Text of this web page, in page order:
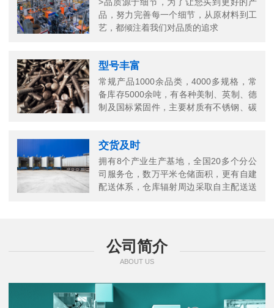
品，努力完善每一个细节，从原材料到工
艺，都倾注着我们对品质的追求
型号丰富
常规产品1000余品类，4000多规格，常
备库存5000余吨，有各种美制、英制、德
制及国标紧固件，主要材质有不锈钢、碳
交货及时
拥有8个产业生产基地，全国20多个分公
司服务仓，数万平米仓储面积，更有自建
配送体系，仓库辐射周边采取自主配送送
公司简介
ABOUT US